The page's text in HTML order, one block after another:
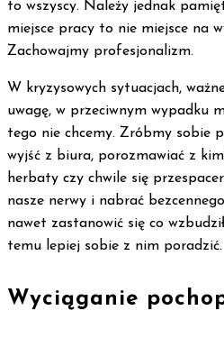
to wszyscy. Należy jednak
miejsce pracy to nie miejsce na
Zachowajmy profesjonalizm.
W kryzysowych sytuacjach,
uwagę, w przeciwnym wypadku
tego nie chcemy. Zróbmy sobie
wyjść z biura, porozmawiać z
herbaty czy chwile się
nasze nerwy i nabrać
nawet zastanowić się co
temu lepiej sobie z nim poradzić.
Wyciąganie